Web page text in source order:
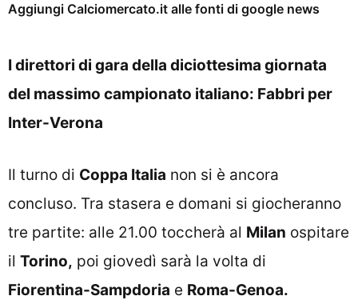
Aggiungi Calciomercato.it alle fonti di google news
I direttori di gara della diciottesima giornata
del massimo campionato italiano: Fabbri per
Inter-Verona
Il turno di Coppa Italia non si è ancora
concluso. Tra stasera e domani si giocheranno
tre partite: alle 21.00 toccherà al Milan ospitare
il Torino, poi giovedì sarà la volta di
Fiorentina-Sampdoria e Roma-Genoa.